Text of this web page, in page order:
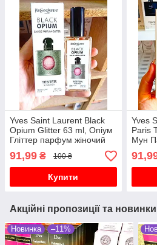
Yves Saint Laurent Black
Opium Glitter 63 ml, Опіум
Гліттер парфум жіночий
91,99 ₴ 100 ₴
Купити
Yves
Paris
Мун
Акційні пропозиції та новинки
Новинка –11%